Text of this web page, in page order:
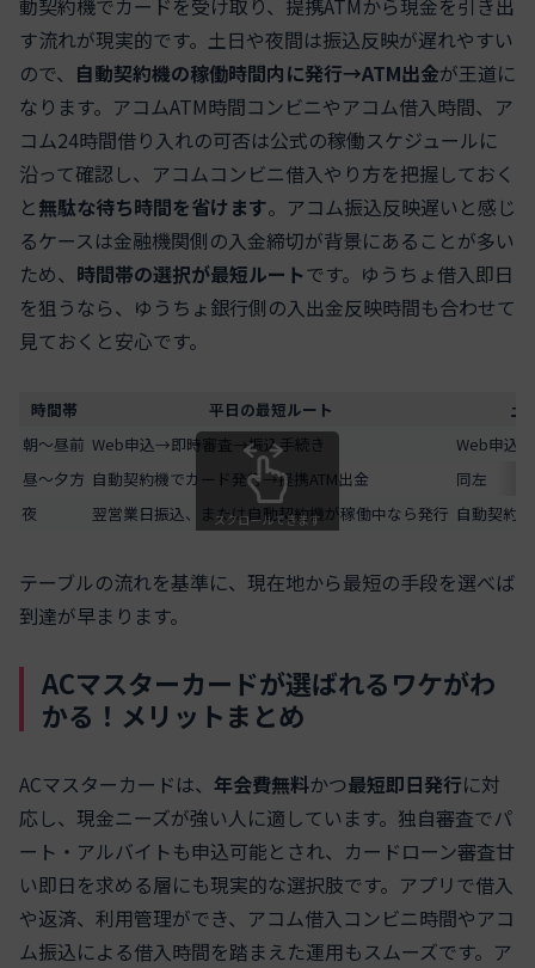
動契約機でカードを受け取り、提携ATMから現金を引き出
す流れが現実的です。土日や夜間は振込反映が遅れやすい
ので、 自動契約機の稼働時間内に発行→ATM出金が王道に
なります。アコムATM時間コンビニやアコム借入時間、ア
コム24時間借り入れの可否は公式の稼働スケジュールに
沿って確認し、アコムコンビニ借入やり方を把握しておく
と無駄な待ち時間を省けます。アコム振込反映遅いと感じ
るケースは金融機関側の入金締切が背景にあることが多い
ため、 時間帯の選択が最短ルートです。ゆうちょ借入即日
を狙うなら、ゆうちょ銀行側の入出金反映時間も合わせて
見ておくと安心です。
時間帯 平日の最短ルート
土
朝〜昼前 Web申込→即時審査→振込手続き
Web申込
昼〜夕方 自動契約機でカード発行→提携ATM出金
同左
夜
翌営業日振込、または自動契約機が稼働中なら発行 自動契約
スクロールできます
テーブルの流れを基準に、現在地から最短の手段を選べば
到達が早まります。
ACマスターカードが選ばれるワケがわ
かる！メリットまとめ
ACマスターカードは、 年会費無料かつ最短即日発行に対
応し、現金ニーズが強い人に適しています。独自審査でパ
ート・アルバイトも申込可能とされ、カードローン審査甘
い即日を求める層にも現実的な選択肢です。アプリで借入
や返済、利用管理ができ、アコム借入コンビニ時間やアコ
ム振込による借入時間を踏まえた運用もスムーズです。ア